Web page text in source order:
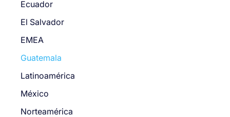
Ecuador
El Salvador
EMEA
Guatemala
Latinoamérica
México
Norteamérica